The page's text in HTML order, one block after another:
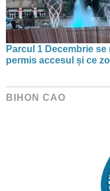
Parcul 1 Decembrie
permis accesul și ce
BIHON CAO